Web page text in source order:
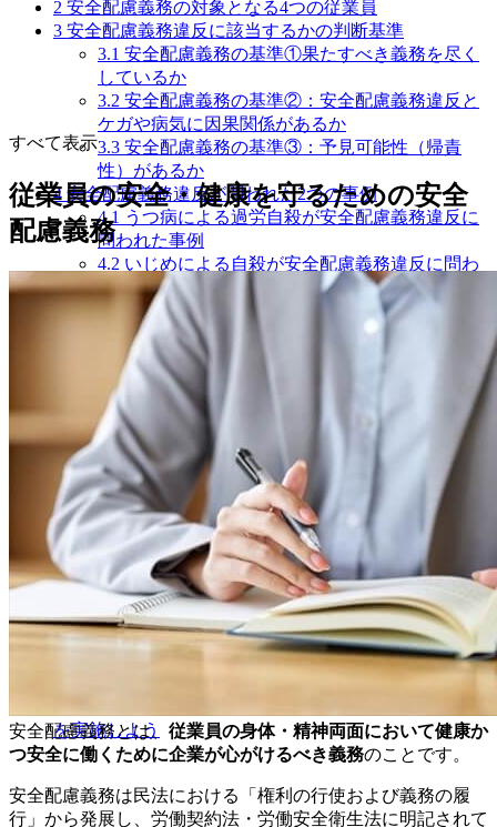
2 安全配慮義務の対象となる4つの従業員
3 安全配慮義務違反に該当するかの判断基準
3.1 安全配慮義務の基準①果たすべき義務を尽く
しているか
3.2 安全配慮義務の基準②：安全配慮義務違反と
ケガや病気に因果関係があるか
3.3 安全配慮義務の基準③：予見可能性（帰責
性）があるか
4 安全配慮義務違反が問われた2つの事例
4.1 うつ病による過労自殺が安全配慮義務違反に
問われた事例
4.2 いじめによる自殺が安全配慮義務違反に問わ
れた事例
5安全配慮義務違反に対する罰則
企業が安全配慮義務を果たすために取り組むべきこ
6.1労災防止
6.2産業医を選任し健康相談を実施
6.3安全衛生教育の実施
6.4健康診断の実施
6.5ストレスチェックの実施
6.6労働時間の管理
6.7 ハラスメント対策の実施
7 海外勤務者に対しての安全配慮義務
8自然災害時等に求められる安全配慮義務
学校に求められる安全配慮義務
10安全配慮義務違反で訴えられた場合の会社の対応
10.1社内調査による十分な事実確認
労災保険の対応
を実施しよう
すべて表示
従業員の安全・健康を守るための安全
配慮義務
安全配慮義務とは、 従業員の身体・精神両面において健康か
つ安全に働くために企業が心がけるべき義務のことです。
安全配慮義務は民法における「権利の行使および義務の履
行」から発展し、労働契約法・労働安全衛生法に明記されて